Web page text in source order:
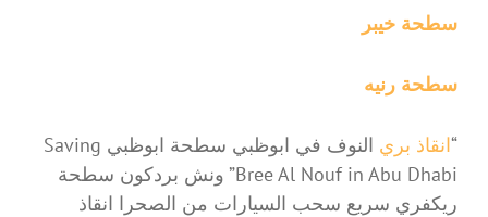
سطحة خيبر
سطحة رنيه
“انقاذ بري
النوف في ابوظبي سطحة ابوظبي Saving
Bree Al Nouf in Abu Dhabi” ونش بردكون سطحة
ريكفري سريع سحب السيارات من الصحرا انقاذ